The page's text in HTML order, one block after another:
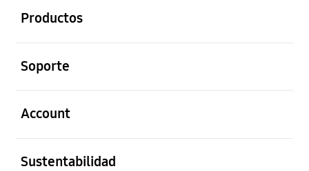
Productos
Soporte
Account
Sustentabilidad